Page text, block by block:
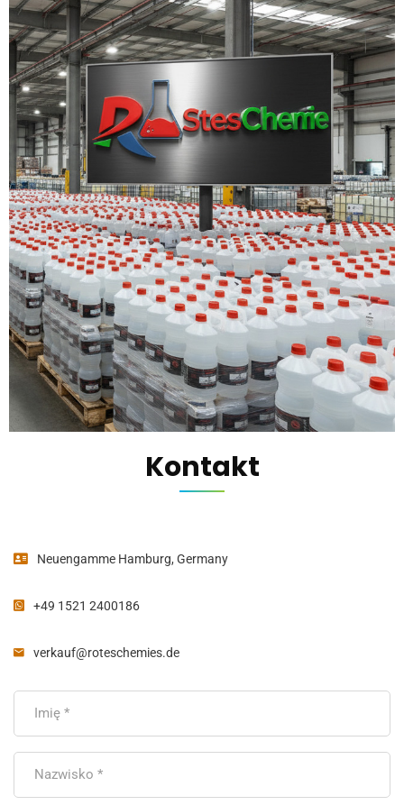
Kontakt
Neuengamme Hamburg, Germany
+49 1521 2400186
verkauf@roteschemies.de